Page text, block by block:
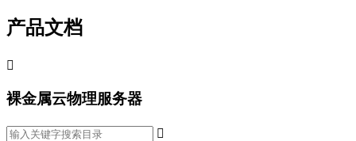
产品文档

裸金属云物理服务器
